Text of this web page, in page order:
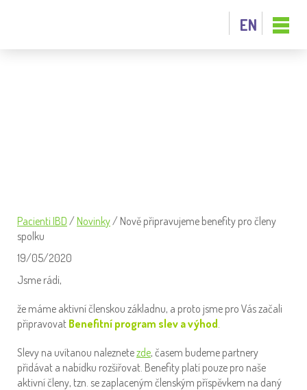
EN
Pacienti IBD / Novinky/ Nově připravujeme benefity pro členy
spolku
19/05/2020
Jsme rádi,
že máme aktivní členskou základnu, a proto jsme pro Vás začali
připravovat Benefitní program slev a výhod.
Slevy na uvítanou naleznetezde, časem budeme partnery
přidávat a nabídku rozšiřovat. Benefity platí pouze pro naše
aktivní členy, tzn. se zaplaceným členským příspěvkem na daný